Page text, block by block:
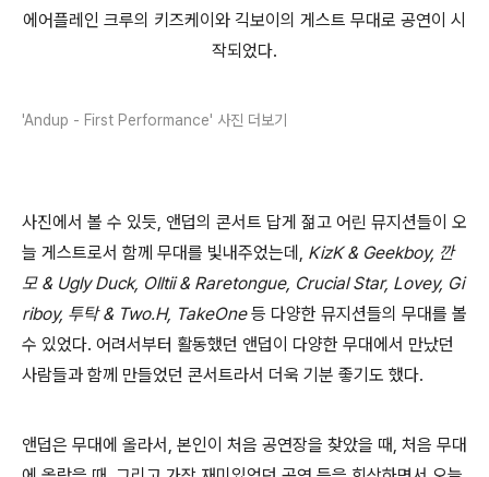
에어플레인 크루의 키즈케이와 긱보이의 게스트 무대로 공연이 시
작되었다.
'Andup - First Performance' 사진 더보기
사진에서 볼 수 있듯, 앤덥의 콘서트 답게 젊고 어린 뮤지션들이 오
늘 게스트로서 함께 무대를 빛내주었는데, KizK & Geekboy, 깐
모 & Ugly Duck, Olltii & Raretongue, Crucial Star, Lovey, Gi
riboy, 투탁 & Two.H, TakeOne등 다양한 뮤지션들의 무대를 볼
수 있었다. 어려서부터 활동했던 앤덥이 다양한 무대에서 만났던
사람들과 함께 만들었던 콘서트라서 더욱 기분 좋기도 했다.
앤덥은 무대에 올라서, 본인이 처음 공연장을 찾았을 때, 처음 무대